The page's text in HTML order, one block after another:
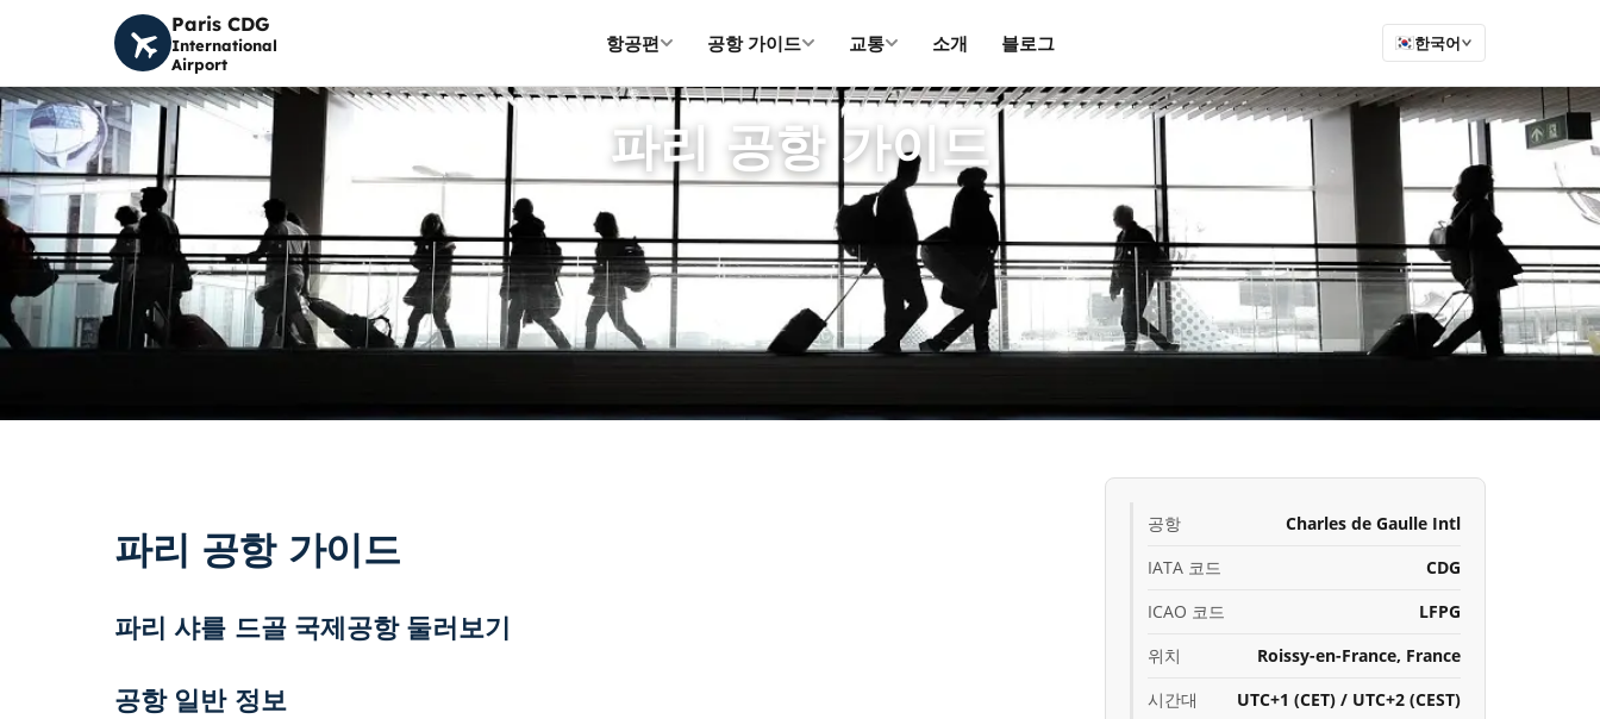
Paris CDG
International
Airport
항공편 공항 가이드 교통 소개 블로그 한국어
홈
파리 공항 가이드
파리 공항 가이드
파리 샤를 드골 국제공항 둘러보기
공항 일반 정보
공항
Charles de Gaulle Intl
IATA 코드
CDG
ICAO 코드
LFPG
위치
Roissy-en-France, France
시간대
UTC+1 (CET) / UTC+2 (CEST)